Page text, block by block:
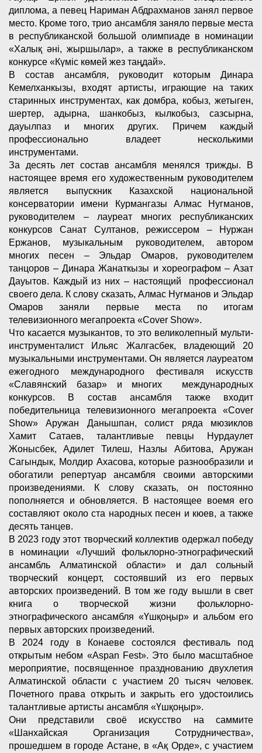
диплома, а певец Нариман Абдрахманов занял первое
место. Кроме того, трио ансамбля заняло первые места
в республиканской большой олимпиаде в номинации
«Халық әні, жыршылар», а также в республиканском
конкурсе «Күміс көмей жез таңдай».
В состав ансамбля, руководит которым Динара
Кемелханкызы, входят артисты, играющие на таких
старинных инструментах, как домбра, кобыз, жетыген,
шертер, адырна, шанкобыз, кылкобыз, сазсырна,
дауылпаз и многих других. Причем каждый
профессионально владеет несколькими
инструментами.
За десять лет состав ансамбля менялся трижды. В
настоящее время его художественным руководителем
является выпускник Казахской национальной
консерватории имени Курмангазы Алмас Нугманов,
руководителем – лауреат многих республиканских
конкурсов Санат Султанов, режиссером – Нуржан
Ержанов, музыкальным руководителем, автором
многих песен – Эльдар Омаров, руководителем
танцоров – Динара Жанаткызы и хореографом – Азат
Дауытов. Каждый из них – настоящий профессионал
своего дела. К слову сказать, Алмас Нугманов и Эльдар
Омаров заняли первые места по итогам
телевизионного мегапроекта «Cover Show».
Что касается музыкантов, то это великолепный мульти-
инструменталист Ильяс Жалгасбек, владеющий 20
музыкальными инструментами. Он является лауреатом
ежегодного международного фестиваля искусств
«Славянский базар» и многих международных
конкурсов. В состав ансамбля также входит
победительница телевизионного мегапроекта «Cover
Show» Аружан Данышпан, солист ряда мюзиклов
Хамит Сатаев, талантливые певцы Нурдаулет
Жонысбек, Адилет Тилеш, Назлы Абитова, Аружан
Сагындык, Молдир Ахасова, которые разнообразили и
обогатили репертуар ансамбля своими авторскими
произведениями. К слову сказать, он постоянно
пополняется и обновляется. В настоящее воемя его
составляют около ста народных песен и кюев, а также
десять танцев.
В 2023 году этот творческий коллектив одержал победу
в номинации «Лучший фольклорно-этнографический
ансамбль Алматинской области» и дал сольный
творческий концерт, состоявший из его первых
авторских произведений. В том же году вышли в свет
книга о творческой жизни фольклорно-
этнографического ансамбля «Үшқоңыр» и альбом его
первых авторских произведений.
В 2024 году в Конаеве состоялся фестиваль под
открытым небом «Aspan Fest». Это было масштабное
мероприятие, посвященное празднованию двухлетия
Алматинской области с участием 20 тысяч человек.
Почетного права открыть и закрыть его удостоились
талантливые артисты ансамбля «Үшқоңыр».
Они представили своё искусство на саммите
«Шанхайская Организация Сотрудничества»,
прошедшем в городе Астане, в «Ақ Орде», с участием